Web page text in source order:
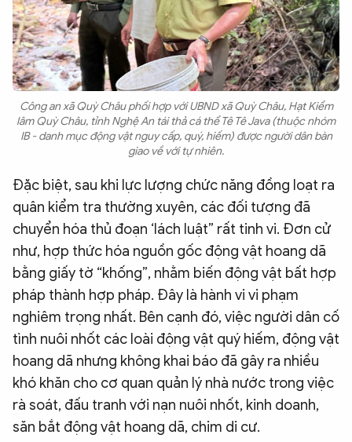
Công an xã Quỳ Châu phối hợp với UBND xã Quỳ Châu, Hạt Kiểm
lâm Quỳ Châu, tỉnh Nghệ An tái thả cá thể Tê Tê Java (thuộc nhóm
IB - danh mục động vật nguy cấp, quý, hiếm) được người dân bàn
giao về với tự nhiên.
Đặc biệt, sau khi lực lượng chức năng đồng loạt ra
quân kiểm tra thường xuyên, các đối tượng đã
chuyển hóa thủ đoạn ‘lách luật” rất tinh vi. Đơn cử
như, hợp thức hóa nguồn gốc động vật hoang dã
bằng giấy tờ “khống”, nhằm biến động vật bất hợp
pháp thành hợp pháp. Đây là hành vi vi phạm
nghiêm trọng nhất. Bên cạnh đó, việc người dân cố
tình nuôi nhốt các loài động vật quý hiếm, động vật
hoang dã nhưng không khai báo đã gây ra nhiều
khó khăn cho cơ quan quản lý nhà nước trong việc
rà soát, đấu tranh với nạn nuôi nhốt, kinh doanh,
săn bắt động vật hoang dã, chim di cư.